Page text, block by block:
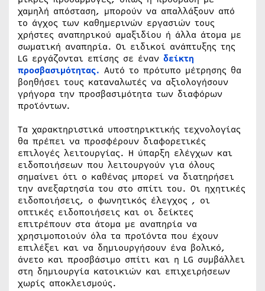
χαμηλή απόσταση, μπορούν να απαλλάξουν από
το άγχος των καθημερινών εργασιών τους
χρήστες αναπηρικού αμαξιδίου ή άλλα άτομα με
σωματική αναπηρία. Οι ειδικοί ανάπτυξης της
LG εργάζονται επίσης σε έναν δείκτη
προσβασιμότητας. Αυτό το πρότυπο μέτρησης θα
βοηθήσει τους καταναλωτές να αξιολογήσουν
γρήγορα την προσβασιμότητα των διαφόρων
προϊόντων.
Τα χαρακτηριστικά υποστηρικτικής τεχνολογίας
θα πρέπει να προσφέρουν διαφορετικές
επιλογές λειτουργίας. Η ύπαρξη ελέγχων και
ειδοποιήσεων που λειτουργούν για όλους
σημαίνει ότι ο καθένας μπορεί να διατηρήσει
την ανεξαρτησία του στο σπίτι του. Οι ηχητικές
ειδοποιήσεις, ο φωνητικός έλεγχος , οι
οπτικές ειδοποιήσεις και οι δείκτες
επιτρέπουν στα άτομα με αναπηρία να
χρησιμοποιούν όλα τα προϊόντα που έχουν
επιλέξει και να δημιουργήσουν ένα βολικό,
άνετο και προσβάσιμο σπίτι και η LG συμβάλλει
στη δημιουργία κατοικιών και επιχειρήσεων
χωρίς αποκλεισμούς.